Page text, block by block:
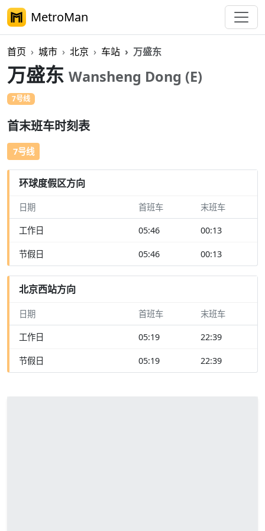
MetroMan
首页 城市 北京 车站 万盛东
万盛东 Wansheng Dong (E)
7号线
首末班车时刻表
7号线
环球度假区方向
日期 首班车 末班车
工作日 05:46 00:13
节假日 05:46 00:13
北京西站方向
日期 首班车 末班车
工作日 05:19 22:39
节假日 05:19 22:39